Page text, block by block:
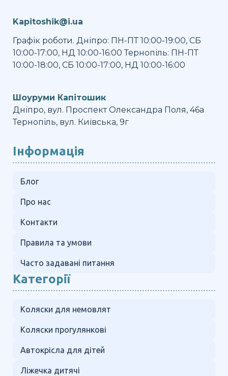
Kapitoshik@i.ua
Графік роботи. Дніпро: ПН-ПТ 10:00-19:00, СБ
10:00-17:00, НД 10:00-16:00 Тернопіль: ПН-ПТ
10:00-18:00, СБ 10:00-17:00, НД 10:00-16:00
Шоуруми Капітошик
Дніпро, вул. Проспект Олександра Поля, 46а
Тернопіль, вул. Київська, 9г
Інформація
Блог
Про нас
Контакти
Правила та умови
Часто задавані питання
Категорії
Коляски для немовлят
Коляски прогулянкові
Автокрісла для дітей
Ліжечка дитячі